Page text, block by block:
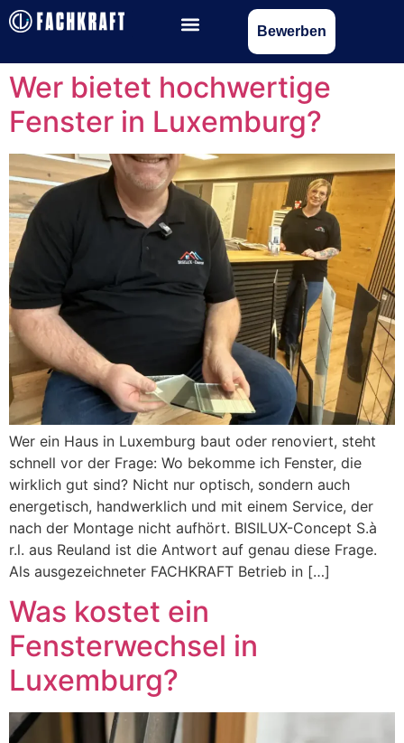
Bewerben
Wer bietet hochwertige
Fenster in Luxemburg?
Wer ein Haus in Luxemburg baut oder renoviert, steht
schnell vor der Frage: Wo bekomme ich Fenster, die
wirklich gut sind? Nicht nur optisch, sondern auch
energetisch, handwerklich und mit einem Service, der
nach der Montage nicht aufhört. BISILUX-Concept S.à
r.l. aus Reuland ist die Antwort auf genau diese Frage.
Als ausgezeichneter FACHKRAFT Betrieb in […]
Was kostet ein
Fensterwechsel in
Luxemburg?